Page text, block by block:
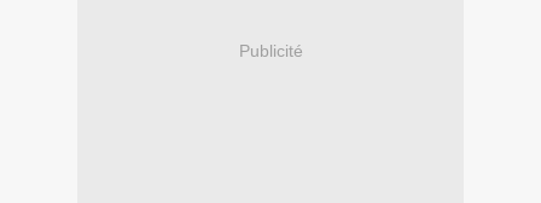
Publicité